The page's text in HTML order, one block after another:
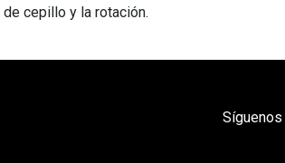
cepillo y la rotación.